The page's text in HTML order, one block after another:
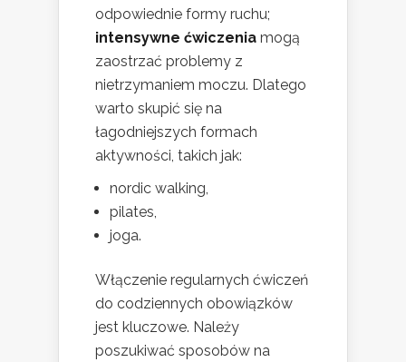
odpowiednie formy ruchu;
intensywne ćwiczenia mogą
zaostrzać problemy z
nietrzymaniem moczu. Dlatego
warto skupić się na
łagodniejszych formach
aktywności, takich jak:
nordic walking,
pilates,
joga.
Włączenie regularnych ćwiczeń
do codziennych obowiązków
jest kluczowe. Należy
poszukiwać sposobów na